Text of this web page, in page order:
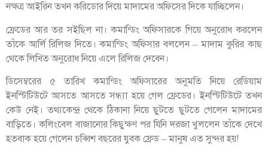
নক্ষত্র আইরিন তখন করিডোর দিয়ে মাদামের অফিসের দিকে যাচ্ছিলেন।
ফ্রেডের আর তর সইছিল না। কমান্ডিং অফিসারকে গিয়ে অনুরোধ করলেন
তাঁকে আর্লি রিলিজ দিতে। কমান্ডিং অফিসার বললেন – মাদাম কুরির কাছ
থেকে লিখিত অনুরোধ নিয়ে এলে রিলিজ দেবেন।
ডিসেম্বরের ৫ তারিখ কমান্ডিং অফিসারের অনুমতি নিয়ে রেডিয়াম
ইনস্টিটিউটে আসতে আসতে সন্ধ্যা হয়ে গেল ফ্রেডের। ইনস্টিটিউটে তখন
কেউ নেই। তথ্যকেন্দ্র থেকে ঠিকানা নিয়ে ছুটতে ছুটতে গেলেন মাদামের
বাড়িতে। কলিংবেল বাজানোর কিছুক্ষণ পর যিনি দরজা খুললেন তাঁকে দেখে
হতবাক হয়ে গেলেন চব্বিশ বছরের যুবক ফ্রেড – মানুষ এত সুন্দর হয়!